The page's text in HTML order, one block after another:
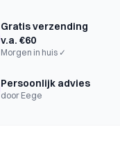
Gratis verzending
v.a. €60
Morgen in huis ✓
Persoonlijk advies
door Eege